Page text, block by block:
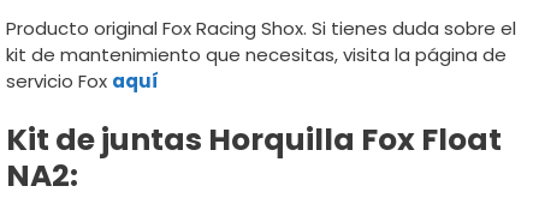
Producto original Fox Racing Shox. Si tienes duda sobre el
kit de mantenimiento que necesitas, visita la página de
servicio Fox aquí
Kit de juntas Horquilla Fox Float
NA2: